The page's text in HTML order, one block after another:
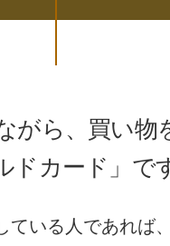
がら、買い物
ドカード」で
ている人であれば